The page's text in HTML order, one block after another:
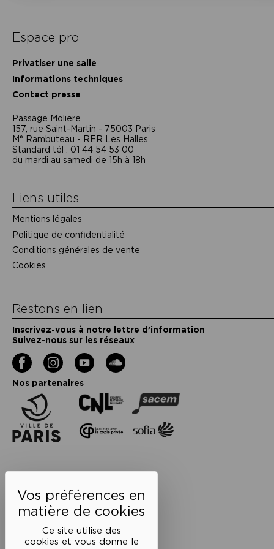
Ce site utilise des
cookies et vous donne le
Espace pro
Privatiser une salle
Informations techniques
Contact presse
Passage Moliėre
157, rue Saint-Martin - 75003 Paris
M° Rambuteau - RER Les Halles
Standard tél : 01 44 54 53 00
du mardi au samedi de 15h à 18h
Liens utiles
Mentions légales
Politique de confidentialité
Conditions générales de vente
Cookies
Restons en lien
Inscrivez-vous à notre lettre d’information
Suivez-nous sur les réseaux
Nos partenaires